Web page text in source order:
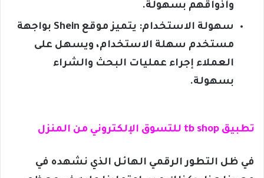
وأذواقهم بسهولة.
سهولة الاستخدام: يتميز موقع Shein بواجهة
مستخدم سهلة الاستخدام، ويسهل على
العملاء إجراء عمليات البحث والشراء
بسهولة.
تطبيق tb shop للتسوق الإلكتروني من المنزل
في ظل التطور الرقمي الهائل الذي نشهده في